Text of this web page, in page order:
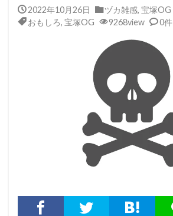
2022年10月26日 ヅカ雑感, 宝塚OG
おもしろ, 宝塚OG 9268view 0件
レヴュースタァライト
大人会
拍手
かげきしょうじょ!!
検索